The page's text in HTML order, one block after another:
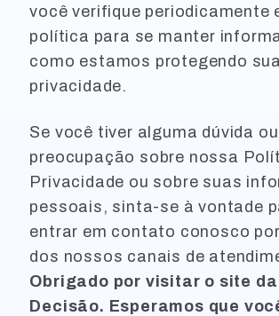
você verifique periodicamente
política para se manter
como estamos protegendo sua
privacidade.
Se você tiver alguma dúvida ou
preocupação sobre nossa
Privacidade ou sobre suas
pessoais, sinta-se à vontade
entrar em contato conosco
dos nossos canais de
Obrigado por visitar o site da
Decisão. Esperamos que